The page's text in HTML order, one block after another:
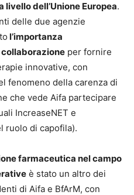
dell’Unione Europea.
delle due agenzie
l’importanza
collaborazione per fornire
innovative, con
fenomeno della carenza di
che vede Aifa partecipare
IncreaseNET e
ruolo di capofila).
farmaceutica nel campo
è stato un altro dei
di Aifa e BfArM, con